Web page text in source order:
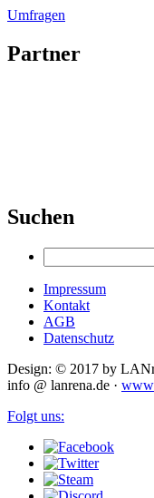
Umfragen
Partner
Suchen
Impressum
Kontakt
AGB
Datenschutz
Design: © 2017 by
info @ lanrena.de ·
Folgt uns: